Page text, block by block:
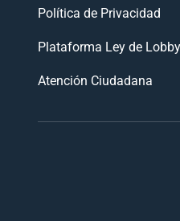
Política de Privacidad
Plataforma Ley de Lobby
Atención Ciudadana